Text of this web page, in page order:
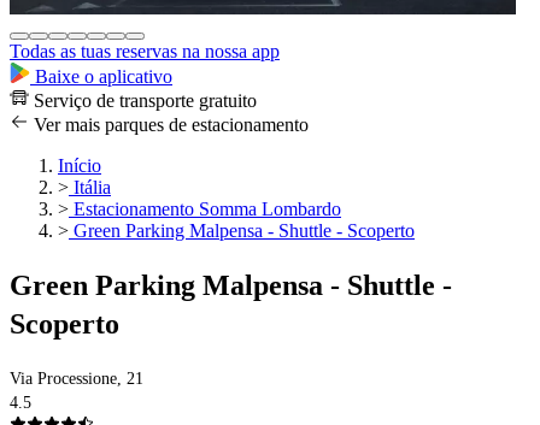
Todas as tuas reservas na nossa app
Baixe o aplicativo
Serviço de transporte gratuito
Ver mais parques de estacionamento
Início
> Itália
> Estacionamento Somma Lombardo
> Green Parking Malpensa - Shuttle - Scoperto
Green Parking Malpensa - Shuttle -
Scoperto
Via Processione, 21
4.5